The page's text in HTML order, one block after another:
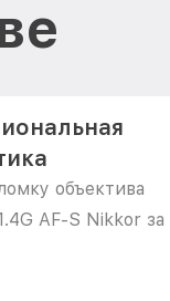
объектива
AF-S Nikkor за